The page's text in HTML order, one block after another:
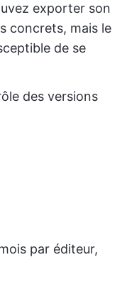
exporter son
concrets, mais le
de se
des versions
par éditeur,